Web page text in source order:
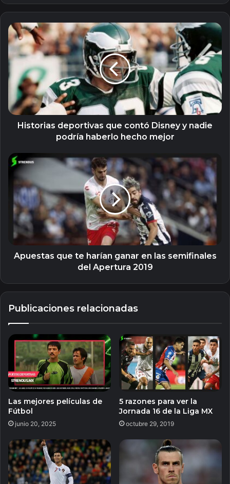
Historias
deportivas
contó
Disney
y
nadie
podría
haberlo
hecho
Historias deportivas que contó Disney y nadie
podría haberlo hecho mejor
Apuestas
que
harían
ganar
en
las
semifinales
del
Apertura
Apuestas que te harían ganar en las semifinales
del Apertura 2019
Publicaciones relacionadas
Las mejores películas de
Fútbol
junio 20, 2025
5 razones para ver la
Jornada 16 de la Liga MX
octubre 29, 2019